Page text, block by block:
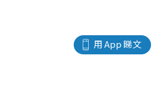
用 App 睇文